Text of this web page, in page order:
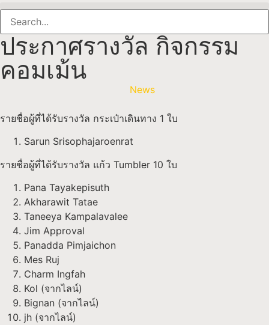
ประกาศรางวัล กิจกรรม
คอมเม้น
News
รายชื่อผู้ที่ได้รับรางวัล กระเป๋าเดินทาง 1 ใบ
Sarun Srisophajaroenrat
รายชื่อผู้ที่ได้รับรางวัล แก้ว Tumbler 10 ใบ
Pana Tayakepisuth
Akharawit Tatae
Taneeya Kampalavalee
Jim Approval
Panadda Pimjaichon
Mes Ruj
Charm Ingfah
Kol (จากไลน์)
Bignan (จากไลน์)
jh (จากไลน์)